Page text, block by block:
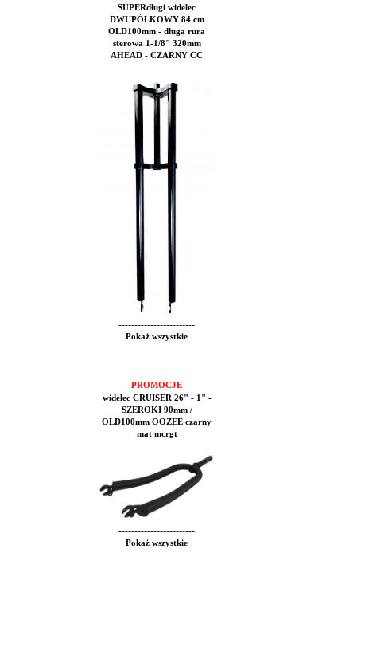
SUPERdługi widelec
DWUPÓŁKOWY 84 cm
OLD100mm - długa rura
sterowa 1-1/8" 320mm
AHEAD - CZARNY CC
------------------------
Pokaż wszystkie
PROMOCJE
widelec CRUISER 26" - 1" -
SZEROKI 90mm /
OLD100mm OOZEE czarny
mat mcrgt
------------------------
Pokaż wszystkie